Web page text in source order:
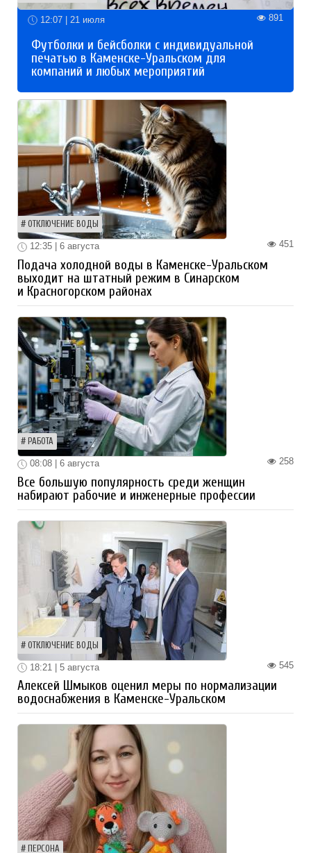
12:07 | 21 июля 891
Футболки и бейсболки с индивидуальной
печатью в Каменске-Уральском для
компаний и любых мероприятий
ОТКЛЮЧЕНИЕ ВОДЫ
451
12:35 | 6 августа
Подача холодной воды в Каменске-Уральском
выходит на штатный режим в Синарском
и Красногорском районах
РАБОТА
258
08:08 | 6 августа
Все большую популярность среди женщин
набирают рабочие и инженерные профессии
ОТКЛЮЧЕНИЕ ВОДЫ
545
18:21 | 5 августа
Алексей Шмыков оценил меры по нормализации
водоснабжения в Каменске-Уральском
ПЕРСОНА